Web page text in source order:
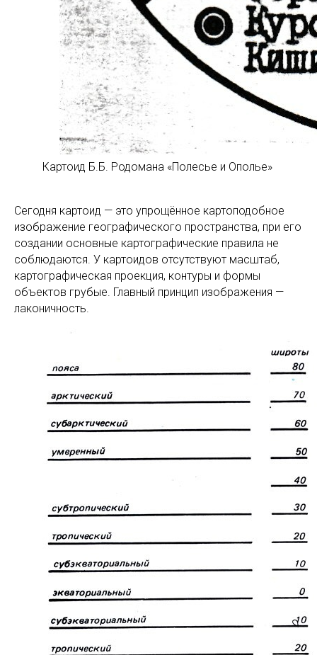
Картоид Б.Б. Родомана «Полесье и Ополье»
Сегодня картоид — это упрощённое картоподобное
изображение географического пространства, при его
создании основные картографические правила не
соблюдаются. У картоидов отсутствуют масштаб,
картографическая проекция, контуры и формы
объектов грубые. Главный принцип изображения —
лаконичность.